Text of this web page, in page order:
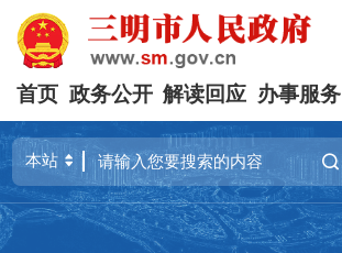
首页 政务公开 解读回应 办事服务